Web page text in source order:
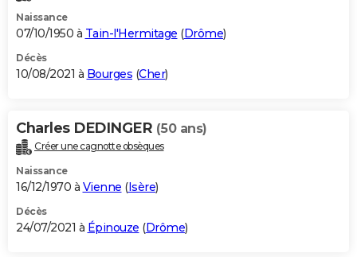
Naissance
07/10/1950 à Tain-l'Hermitage (Drôme)
Décès
10/08/2021 à Bourges (Cher)
Charles DEDINGER (50 ans)
Créer une cagnotte obsèques
Naissance
16/12/1970 à Vienne (Isère)
Décès
24/07/2021 à Épinouze (Drôme)